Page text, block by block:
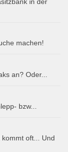
machen!
an? Oder...
bzw...
oft... Und